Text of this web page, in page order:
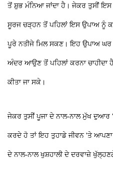
ਤੋਂ ਸ਼ੁਭ ਮੰਨਿਆ ਜਾਂਦਾ ਹੈ। ਜੇਕਰ ਤੁਸੀਂ ਇਸ
ਸੂਰਜ ਚੜ੍ਹਨ ਤੋਂ ਪਹਿਲਾਂ ਇਸ ਉਪਾਅ ਨੂੰ
ਪੂਰੇ ਨਤੀਜੇ ਮਿਲ ਸਕਣ। ਇਹ ਉਪਾਅ ਘਰ
ਅੰਦਰ ਆਉਣ ਤੋਂ ਪਹਿਲਾਂ ਕਰਨਾ ਚਾਹੀਦਾ
ਕੀਤਾ ਜਾ ਸਕੇ।
ਜੇਕਰ ਤੁਸੀਂ ਪੂਜਾ ਦੇ ਨਾਲ-ਨਾਲ ਮੁੱਖ ਦੁਆਰ
ਕਰਦੇ ਹੋ ਤਾਂ ਇਹ ਤੁਹਾਡੇ ਜੀਵਨ 'ਤੇ ਆਪਣਾ
ਦੇ ਨਾਲ-ਨਾਲ ਖੁਸ਼ਹਾਲੀ ਦੇ ਦਰਵਾਜ਼ੇ